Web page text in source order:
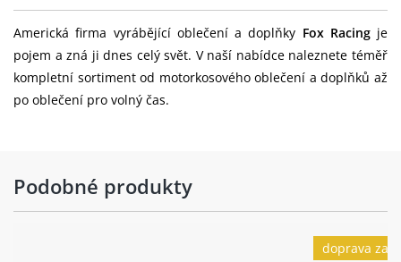
Americká firma vyrábějící oblečení a doplňky Fox Racingje
pojem a zná ji dnes celý svět. V naší nabídce naleznete téměř
kompletní sortiment od motorkosového oblečení a doplňků až
po oblečení pro volný čas.
Podobné produkty
doprava